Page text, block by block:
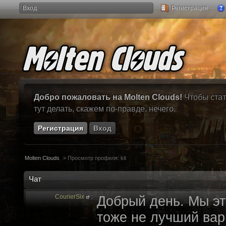
Вход Регистрация
Добро пожаловать на Molten Clouds! Чтобы
тут делать, скажем по-правде, нечего.
Регистрация Вход
Molten Clouds > Просмотр профиля: kit
Чат
CourierSix : Добрый день. Мы
тоже не лучший